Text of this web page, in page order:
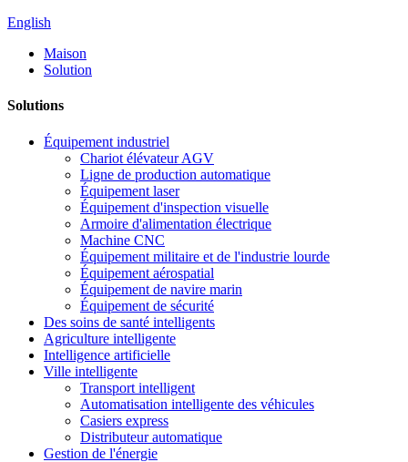
English
Maison
Solution
Solutions
Équipement industriel
Chariot élévateur AGV
Ligne de production automatique
Équipement laser
Équipement d'inspection visuelle
Armoire d'alimentation électrique
Machine CNC
Équipement militaire et de l'industrie lourde
Équipement aérospatial
Équipement de navire marin
Équipement de sécurité
Des soins de santé intelligents
Agriculture intelligente
Intelligence artificielle
Ville intelligente
Transport intelligent
Automatisation intelligente des véhicules
Casiers express
Distributeur automatique
Gestion de l'énergie